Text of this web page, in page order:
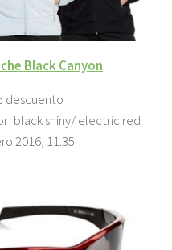
Black Canyon
descuento
black shiny/ electric red
2016, 11:35